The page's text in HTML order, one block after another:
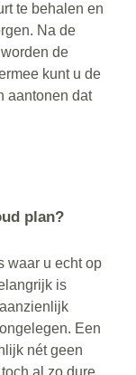
te behalen en
Na de
de
kunt u de
aantonen dat
plan?
waar u echt op
is
Een
nét geen